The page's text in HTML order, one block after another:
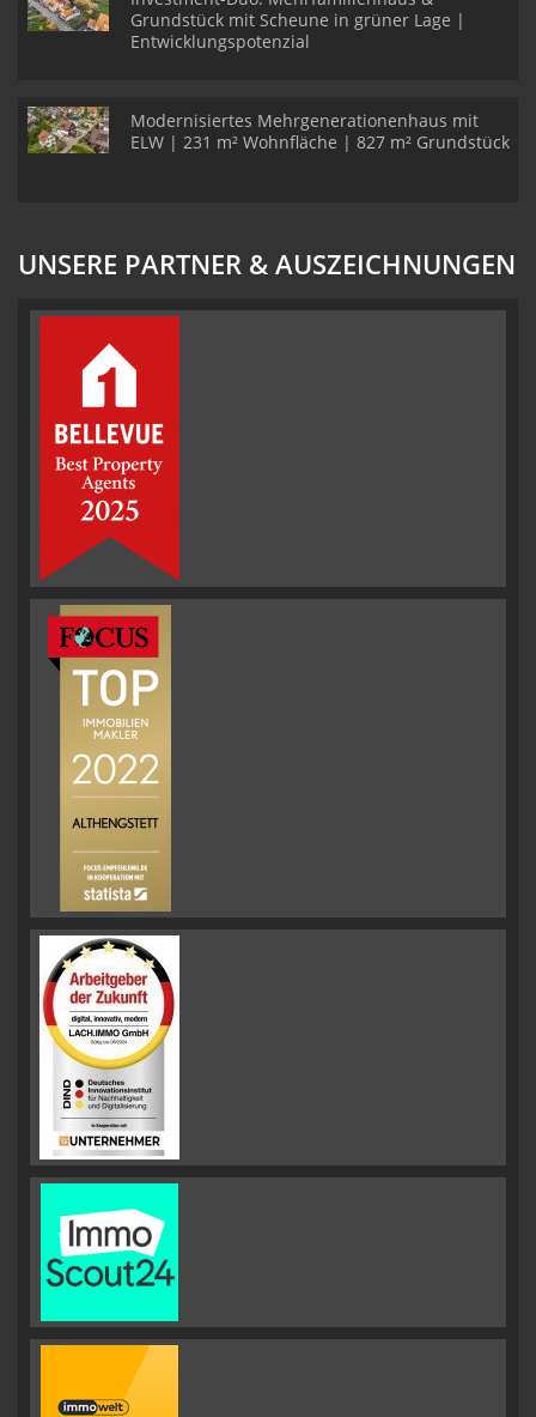
Grundstück mit Scheune in grüner Lage |
Entwicklungspotenzial
Modernisiertes Mehrgenerationenhaus mit
ELW | 231 m² Wohnfläche | 827 m² Grundstück
UNSERE PARTNER & AUSZEICHNUNGEN